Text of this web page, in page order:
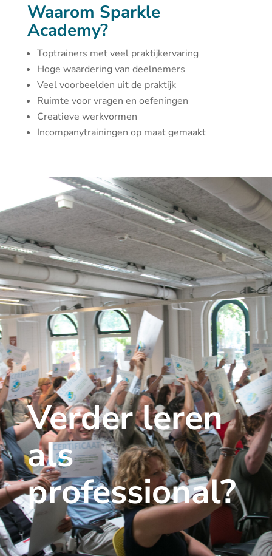
Waarom Sparkle
Academy?
Toptrainers met veel praktijkervaring
Hoge waardering van deelnemers
Veel voorbeelden uit de praktijk
Ruimte voor vragen en oefeningen
Creatieve werkvormen
Incompanytrainingen op maat gemaakt
Verder leren
als
professional?